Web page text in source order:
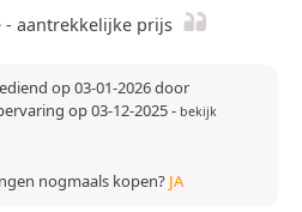
- aantrekkelijke prijs
op 03-01-2026 door
op 03-12-2025- bekijk
nogmaals kopen? JA